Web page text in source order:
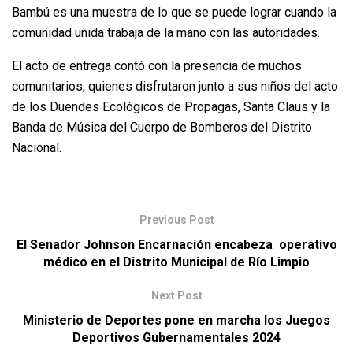
Bambú es una muestra de lo que se puede lograr cuando la
comunidad unida trabaja de la mano con las autoridades.
El acto de entrega contó con la presencia de muchos
comunitarios, quienes disfrutaron junto a sus niños del acto
de los Duendes Ecológicos de Propagas, Santa Claus y la
Banda de Música del Cuerpo de Bomberos del Distrito
Nacional.
Previous Post
El Senador Johnson Encarnación encabeza operativo
médico en el Distrito Municipal de Río Limpio
Next Post
Ministerio de Deportes pone en marcha los Juegos
Deportivos Gubernamentales 2024